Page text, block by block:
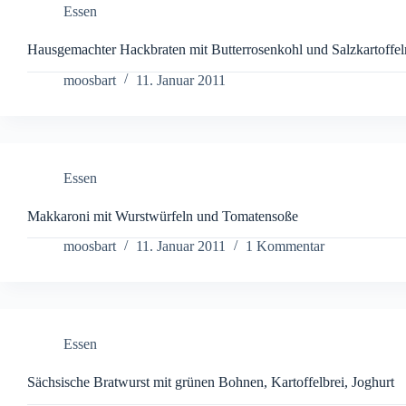
Essen
Hausgemachter Hackbraten mit Butterrosenkohl und
moosbart
11. Januar 2011
Essen
Makkaroni mit Wurstwürfeln und Tomatensoße
moosbart
11. Januar 2011 1 Kommentar
Essen
Sächsische Bratwurst mit grünen Bohnen, Kartoffelbrei, Joghurt